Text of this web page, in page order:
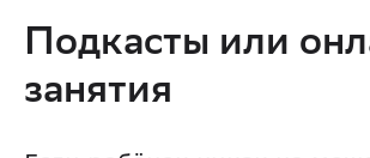
Подкасты или
занятия